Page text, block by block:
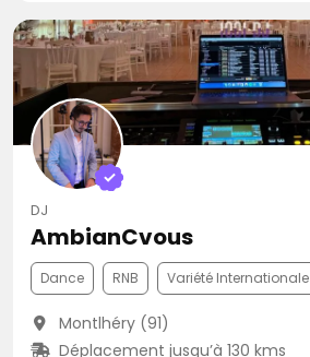
DJ
AmbianCvous
Dance RNB Variété Internationale
Montlhéry (91)
Déplacement jusqu’à 130 kms